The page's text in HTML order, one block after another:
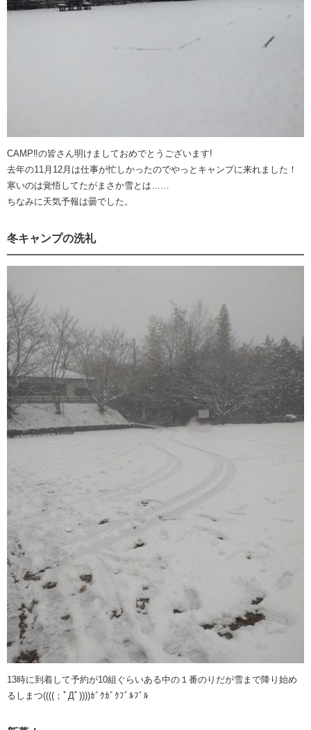
CAMP‼の皆さん明けましておめでとうございます!
去年の11月12月は仕事が忙しかったのでやっとキャンプに来れました！
寒いのは覚悟してたがまさか雪とは……
ちなみに天気予報は曇でした。
冬キャンプの洗礼
13時に到着して予約が10組ぐらいある中の１番のりだが雪まで降り始め
るしまつ((((；ﾟДﾟ))))ｶﾞｸｶﾞｸﾌﾞﾙﾌﾞﾙ